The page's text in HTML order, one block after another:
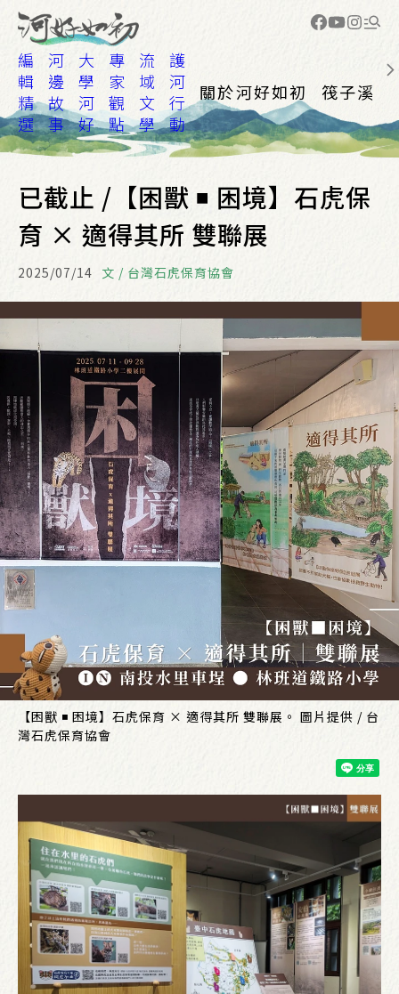
編
輯
精
選
河
邊
故
事
大
學
河
好
專
家
觀
點
流
域
文
學
護
河
行
動
關於河好如初 筏子溪
已截止 /【困獸 ◾ 困境】石虎保
育 × 適得其所 雙聯展
2025/07/14 文 / 台灣石虎保育協會
【困獸 ◾ 困境】石虎保育 × 適得其所 雙聯展。 圖片提供 / 台
灣石虎保育協會